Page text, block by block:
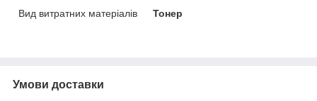
Вид витратних матеріалів
Тонер
Умови доставки